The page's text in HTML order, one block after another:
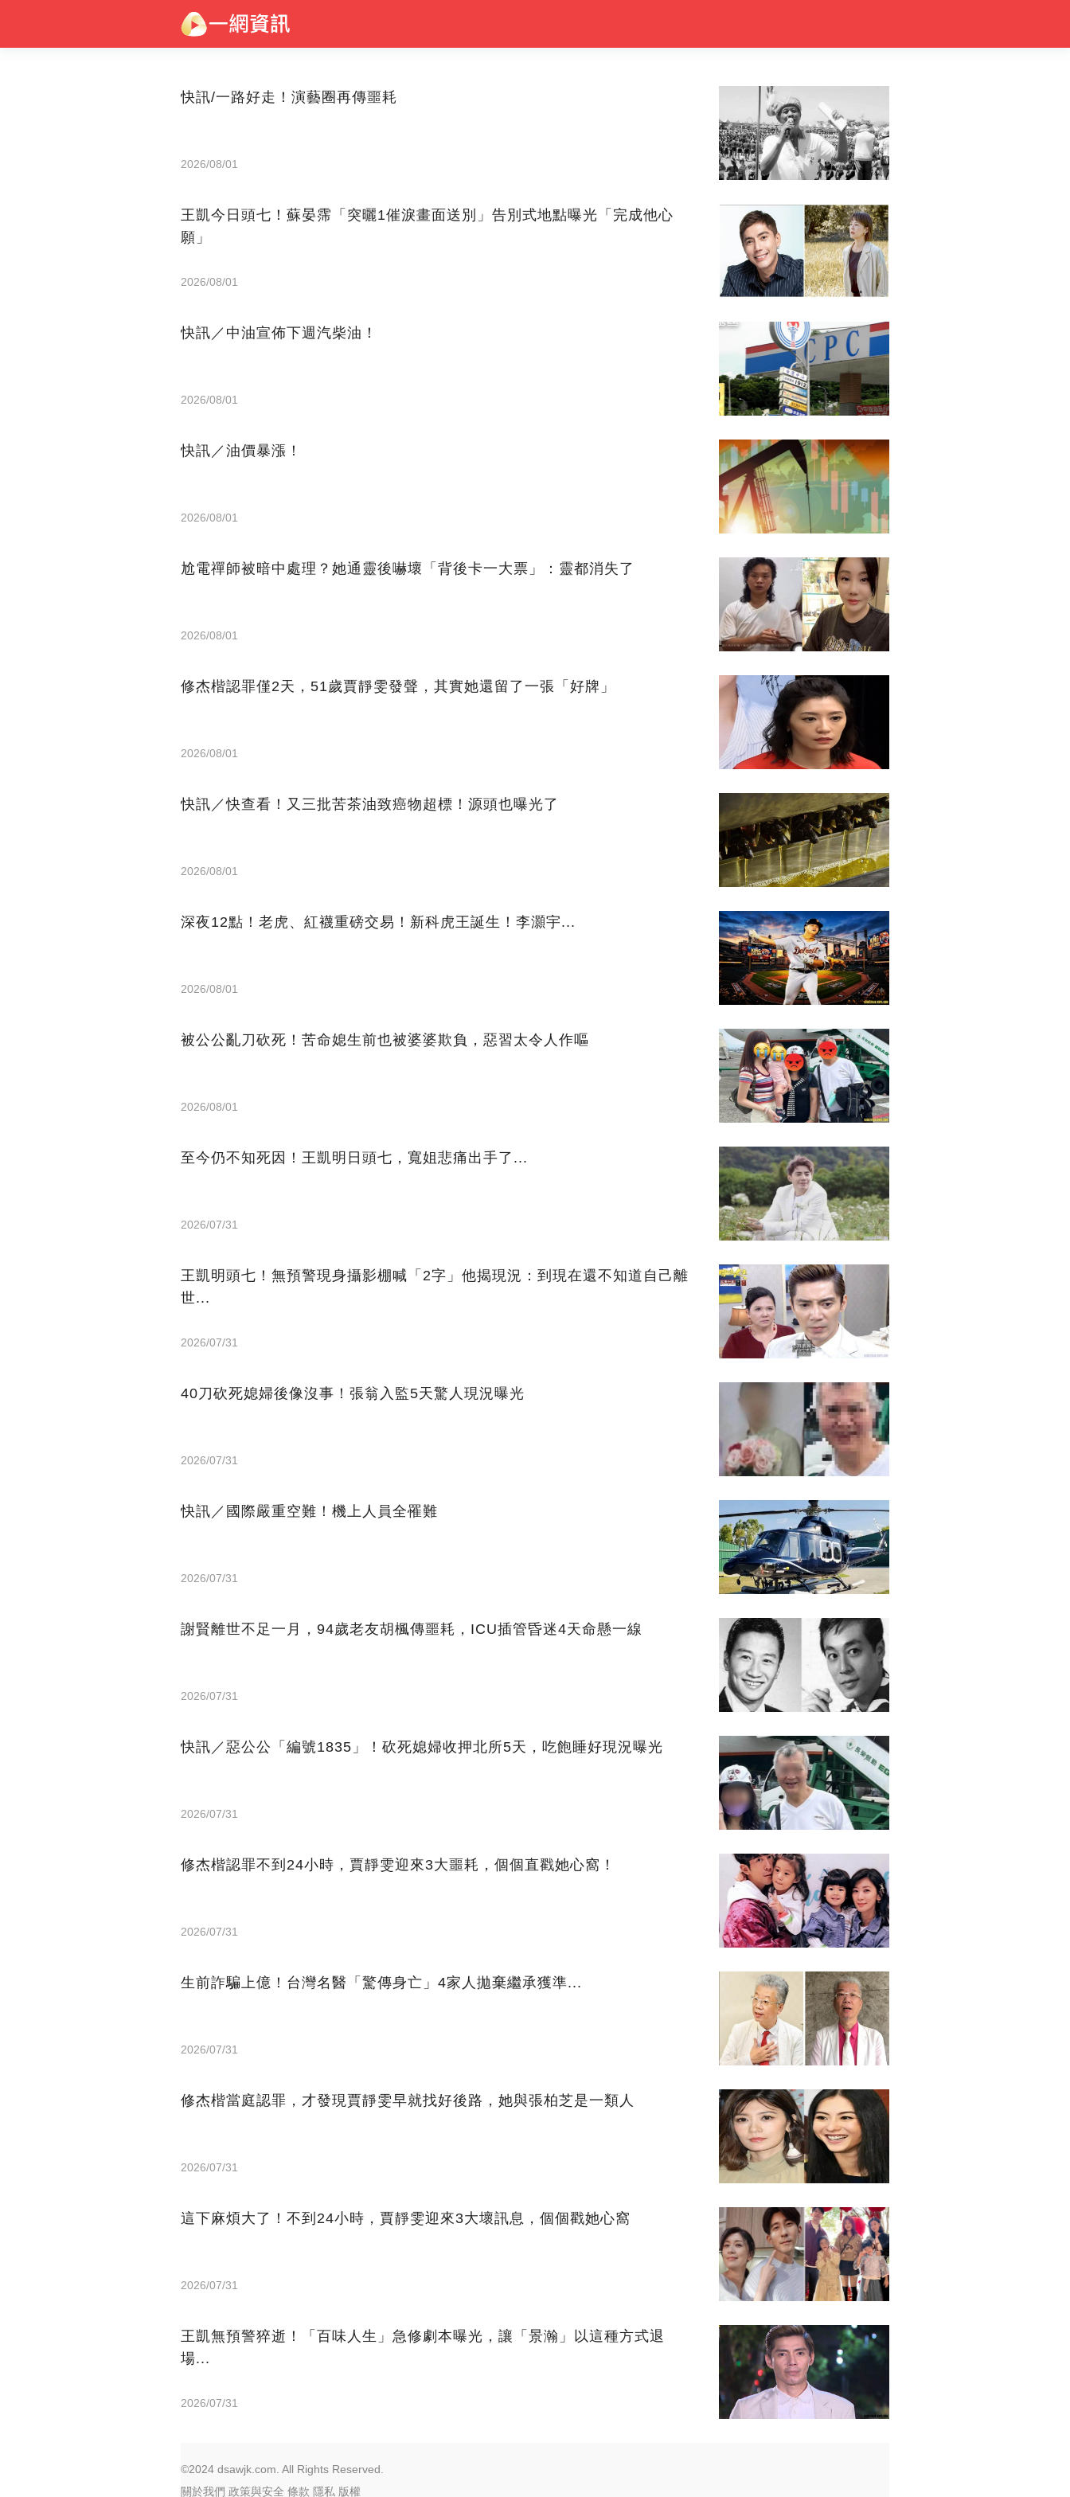
快訊/一路好走！演藝圈再傳噩耗
2026/08/01
王凱今日頭七！蘇晏霈「突曬1催淚畫面送別」告別式地點曝光「完成他心
願」
2026/08/01
快訊／中油宣佈下週汽柴油！
2026/08/01
快訊／油價暴漲！
2026/08/01
尬電禪師被暗中處理？她通靈後嚇壞「背後卡一大票」：靈都消失了
2026/08/01
修杰楷認罪僅2天，51歲賈靜雯發聲，其實她還留了一張「好牌」
2026/08/01
快訊／快查看！又三批苦茶油致癌物超標！源頭也曝光了
2026/08/01
深夜12點！老虎、紅襪重磅交易！新科虎王誕生！李灝宇...
2026/08/01
被公公亂刀砍死！苦命媳生前也被婆婆欺負，惡習太令人作嘔
2026/08/01
至今仍不知死因！王凱明日頭七，寬姐悲痛出手了...
2026/07/31
王凱明頭七！無預警現身攝影棚喊「2字」他揭現況：到現在還不知道自己離
世...
2026/07/31
40刀砍死媳婦後像沒事！張翁入監5天驚人現況曝光
2026/07/31
快訊／國際嚴重空難！機上人員全罹難
2026/07/31
謝賢離世不足一月，94歲老友胡楓傳噩耗，ICU插管昏迷4天命懸一線
2026/07/31
快訊／惡公公「編號1835」！砍死媳婦收押北所5天，吃飽睡好現況曝光
2026/07/31
修杰楷認罪不到24小時，賈靜雯迎來3大噩耗，個個直戳她心窩！
2026/07/31
生前詐騙上億！台灣名醫「驚傳身亡」4家人拋棄繼承獲準...
2026/07/31
修杰楷當庭認罪，才發現賈靜雯早就找好後路，她與張柏芝是一類人
2026/07/31
這下麻煩大了！不到24小時，賈靜雯迎來3大壞訊息，個個戳她心窩
2026/07/31
王凱無預警猝逝！「百味人生」急修劇本曝光，讓「景瀚」以這種方式退
場...
2026/07/31
©2024 dsawjk.com. All Rights Reserved.
關於我們 政策與安全 條款 隱私 版權